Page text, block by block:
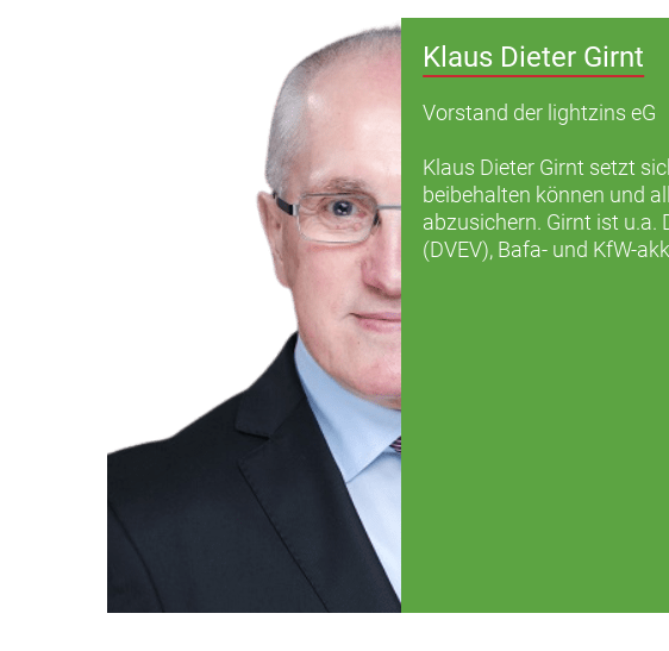
Klaus Dieter Girnt
Vorstand der lightzins eG
Klaus Dieter Girnt setzt
beibehalten können und
abzusichern. Girnt ist u.a.
(DVEV), Bafa- und KfW-